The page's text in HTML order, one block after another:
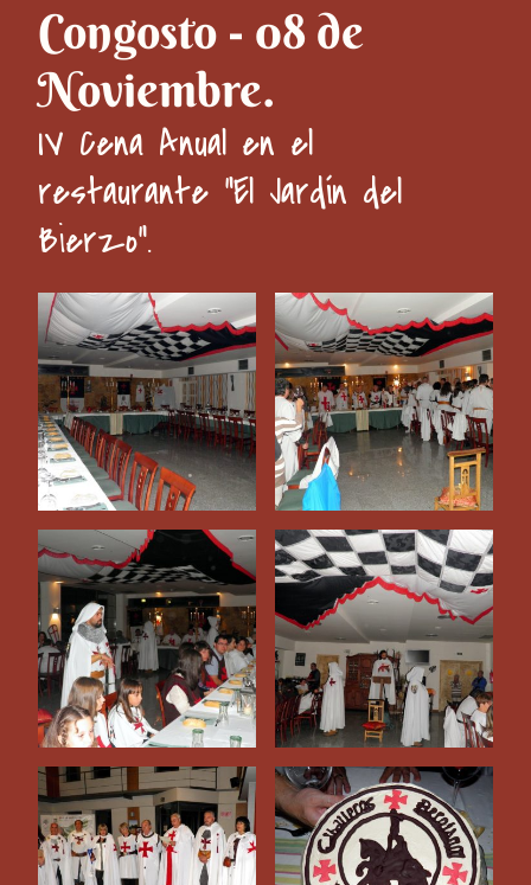
Congosto - 08 de
Noviembre.
IV Cena Anual en el
restaurante "El Jardín del
Bierzo".